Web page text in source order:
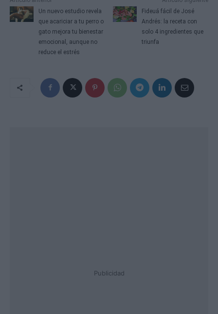
Un nuevo estudio revela
que acariciar a tu perro o
gato mejora tu bienestar
emocional, aunque no
reduce el estrés
Fideuá fácil de José
Andrés: la receta con
solo 4 ingredientes que
triunfa
Publicidad